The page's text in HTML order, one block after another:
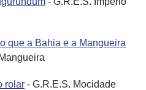
que a Bahia e a Mangueira
rolar - G.R.E.S. Mocidade